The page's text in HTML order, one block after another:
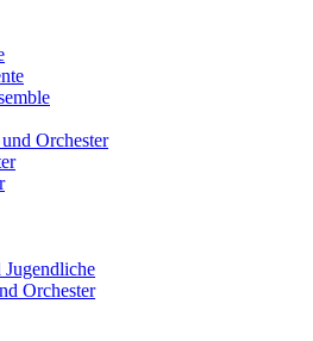
Orchester
Orchester